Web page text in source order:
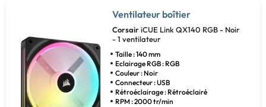
Ventilateur boîtier
CorsairiCUE Link QX140 RGB - Noir
- 1 ventilateur
Taille : 140 mm
Eclairage RGB : RGB
Couleur : Noir
Connecteur : USB
Rétroéclairage : Rétroéclairé
RPM : 2000 tr/min